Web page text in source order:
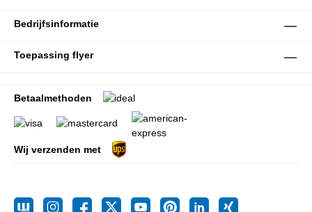
Bedrijfsinformatie
Toepassing flyer
Betaalmethoden
Wij verzenden met